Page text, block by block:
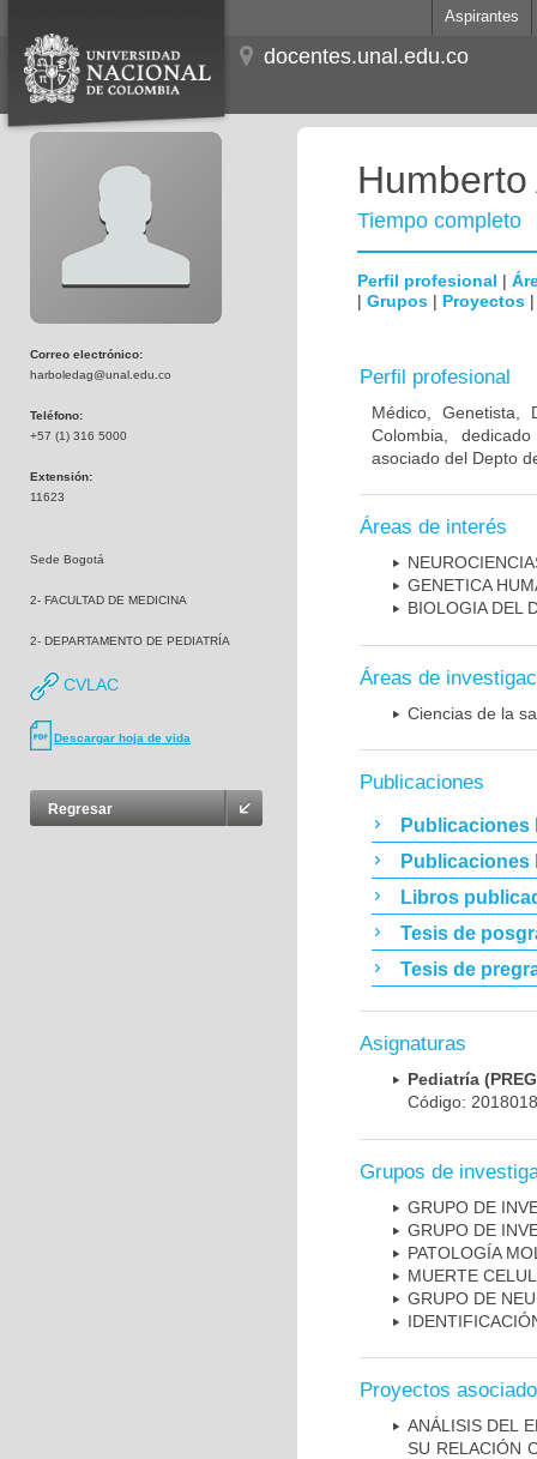
Aspirantes
docentes.unal.edu.co
Correo electrónico:
harboledag@unal.edu.co
Teléfono:
+57 (1) 316 5000
Extensión:
11623
Sede Bogotá
2- FACULTAD DE MEDICINA
2- DEPARTAMENTO DE PEDIATRÍA
CVLAC
Descargar hoja de vida
Regresar
Tiempo completo
Perfil profesional |
| Grupos | Proyectos
Perfil profesional
Médico, Genetista,
Colombia,
asociado del Depto
Áreas de interés
GENETICA
BIOLOGIA DEL
Áreas de
Ciencias de la
Publicaciones
Publicaciones
Publicaciones
Libros
Tesis de
Tesis de
Asignaturas
Pediatría
Código:
Grupos de
GRUPO DE
GRUPO DE
PATOLOGÍA
MUERTE
GRUPO DE
Proyectos
ANÁLISIS DEL
SU RELACIÓN